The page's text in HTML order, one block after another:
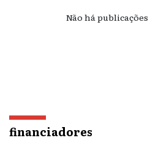
Não há
financiadores